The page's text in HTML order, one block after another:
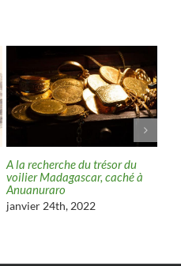
A la recherche du trésor du
voilier Madagascar, caché à
Anuanuraro
janvier 24th, 2022